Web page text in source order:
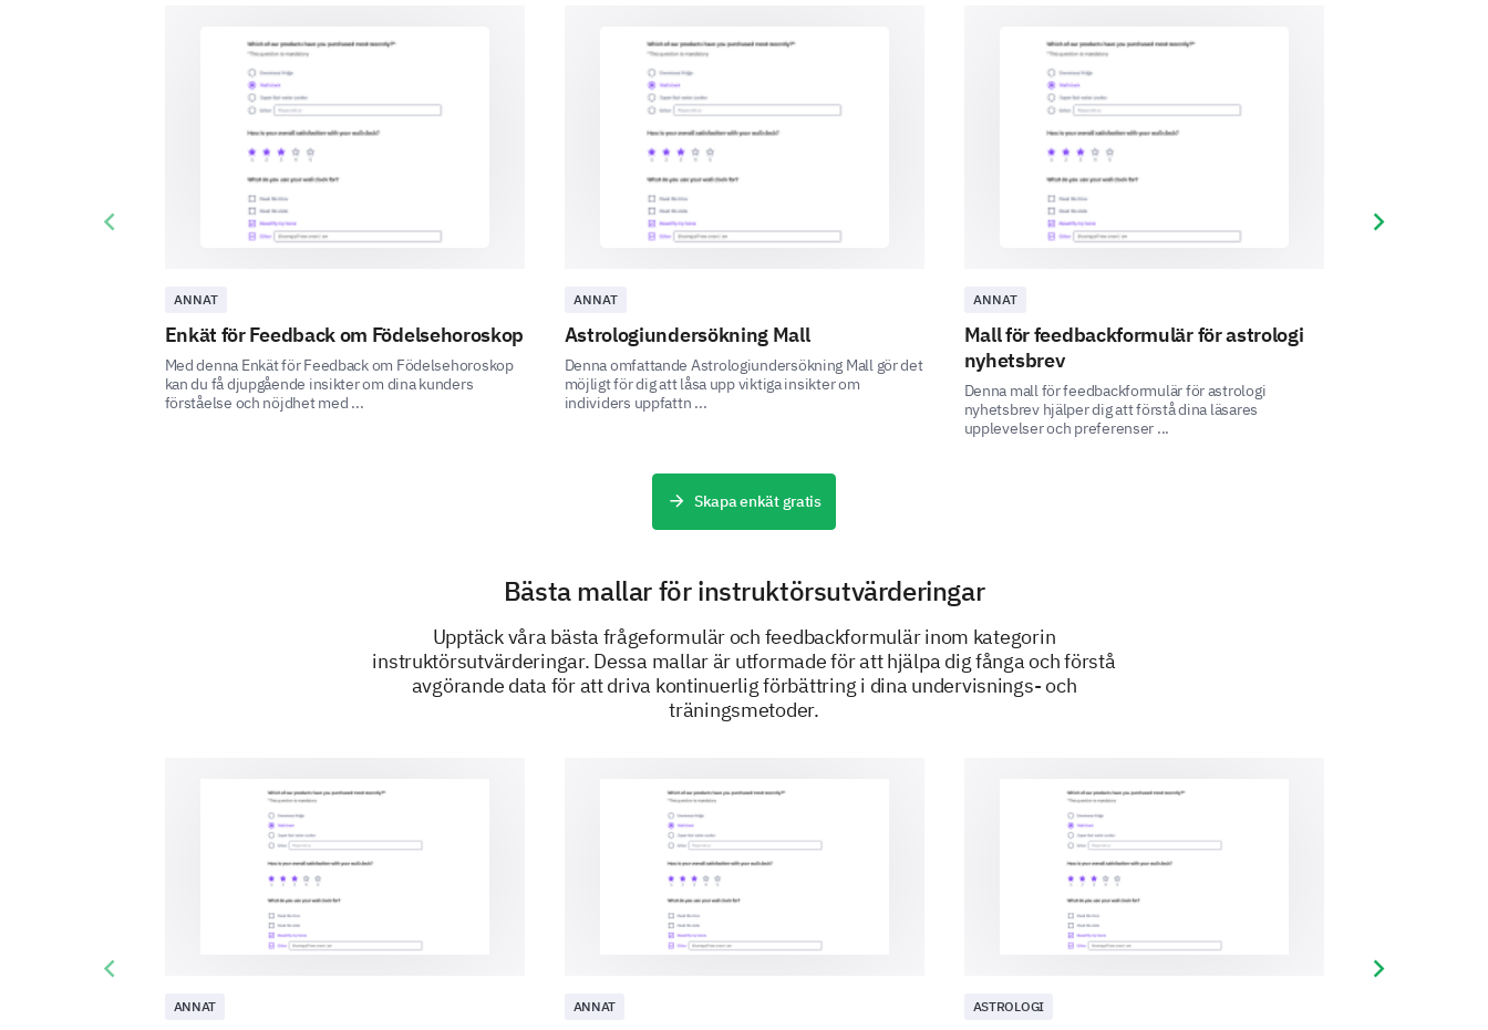
Välj alla som gäller.
Avancerade strategier
Introduktion till ny
teknik
DRIVS AV
ANNAT
Enkät för Feedback om Födelsehoroskop
Med denna Enkät för Feedback om Födelsehoroskop
kan du få djupgående insikter om dina kunders
förståelse och nöjdhet med ...
ANNAT
Astrologiundersökning Mall
Denna omfattande Astrologiundersökning Mall gör det
möjligt för dig att låsa upp viktiga insikter om
individers uppfattn ...
ANNAT
Mall för feedbackformulär för astrologi
nyhetsbrev
Denna mall för feedbackformulär för astrologi
nyhetsbrev hjälper dig att förstå dina läsares
upplevelser och preferenser ...
Previous slide Next slide
Skapa enkät gratis
Bästa mallar för instruktörsutvärderingar
Upptäck våra bästa frågeformulär och feedbackformulär inom kategorin
instruktörsutvärderingar. Dessa mallar är utformade för att hjälpa dig fånga och förstå
avgörande data för att driva kontinuerlig förbättring i dina undervisnings- och
träningsmetoder.
ANNAT ANNAT ASTROLOGI
Previous slide Next slide